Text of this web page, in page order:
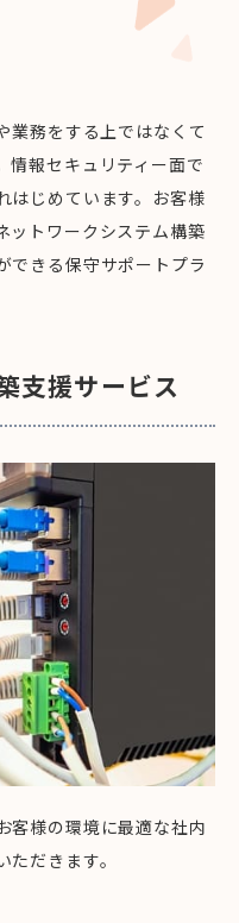
業務をする上ではなくて
情報セキュリティー面で
はじめています。お客様
ットワークシステム構築
できる保守サポートプラ
支援サービス
客様の環境に最適な社内
だきます。